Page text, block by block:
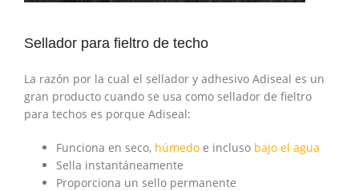
Sellador para fieltro de techo
La razón por la cual el sellador y adhesivo Adiseal es un
gran producto cuando se usa como sellador de fieltro
para techos es porque Adiseal:
Funciona en seco, húmedo e incluso bajo el agua
Sella instantáneamente
Proporciona un sello permanente